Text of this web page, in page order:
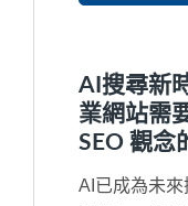
AI搜尋新
業網站需
SEO 觀念
AI已成為未